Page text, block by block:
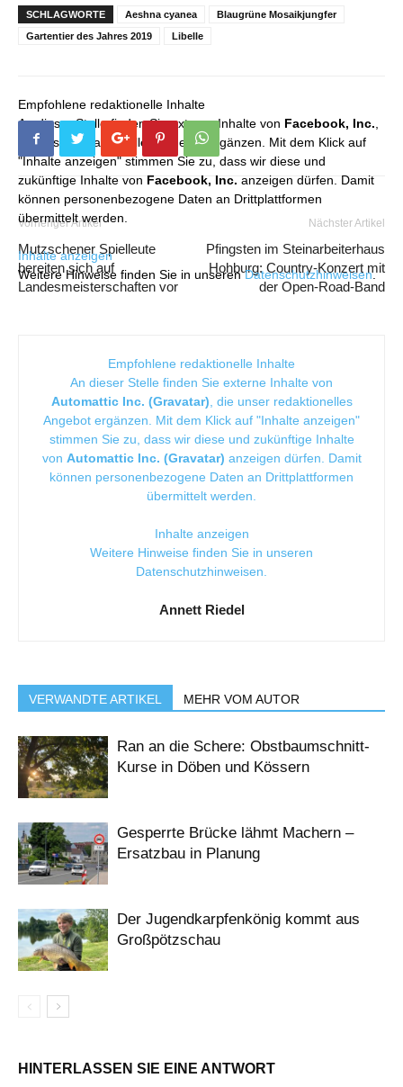
SCHLAGWORTE Aeshna cyanea
Blaugrüne Mosaikjungfer
Gartentier des Jahres 2019
Libelle
Empfohlene redaktionelle Inhalte
An dieser Stelle finden Sie externe Inhalte von Facebook, Inc.
die unser redaktionelles Angebot ergänzen. Mit dem Klick auf
"Inhalte anzeigen" stimmen Sie zu, dass wir diese und
zukünftige Inhalte von Facebook, Inc. anzeigen dürfen. Damit
können personenbezogene Daten an Drittplattformen
übermittelt werden.
Inhalte anzeigen
Weitere Hinweise finden Sie in unserenDatenschutzhinweisen.
Vorheriger Artikel
Mutzschener Spielleute
bereiten sich auf
Landesmeisterschaften vor
Nächster Artikel
Pfingsten im Steinarbeiterhaus
Hohburg: Country-Konzert mit
der Open-Road-Band
Empfohlene redaktionelle Inhalte
An dieser Stelle finden Sie externe Inhalte von
Automattic Inc. (Gravatar) , die unser redaktionelles
Angebot ergänzen. Mit dem Klick auf "Inhalte anzeigen"
stimmen Sie zu, dass wir diese und zukünftige Inhalte
von Automattic Inc. (Gravatar) anzeigen dürfen. Damit
können personenbezogene Daten an Drittplattformen
übermittelt werden.
Inhalte anzeigen
Weitere Hinweise finden Sie in unseren
Datenschutzhinweisen
Annett Riedel
VERWANDTE ARTIKEL MEHR VOM AUTOR
Ran an die Schere: Obstbaumschnitt-
Kurse in Döben und Kössern
Gesperrte Brücke lähmt Machern –
Ersatzbau in Planung
Der Jugendkarpfenkönig kommt aus
Großpötzschau
HINTERLASSEN SIE EINE ANTWORT